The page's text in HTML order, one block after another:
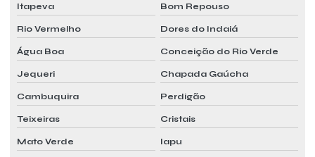
Itapeva Bom Repouso
Rio Vermelho Dores do Indaiá
Água Boa Conceição do Rio Verde
Jequeri Chapada Gaúcha
Cambuquira Perdigão
Teixeiras Cristais
Mato Verde Iapu